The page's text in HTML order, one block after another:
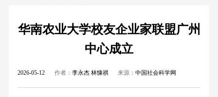
华南农业大学校友企业家联盟广州
中心成立
2026-05-12 作者： 李永杰 林慷祺 来源：中国社会科学网